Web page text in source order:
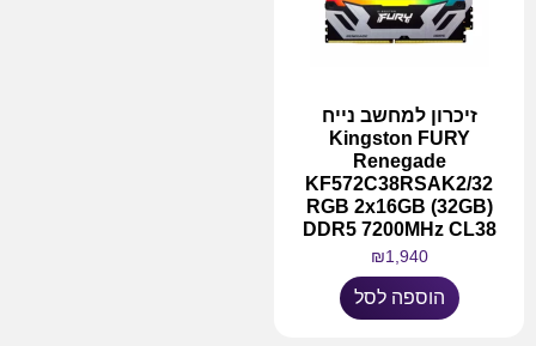
זיכרון למחשב נייח
Kingston FURY
Renegade
KF572C38RSAK2/32
RGB 2x16GB (32GB)
DDR5 7200MHz CL38
₪1,940
הוספה לסל